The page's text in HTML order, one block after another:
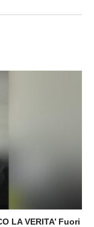
LA VERITA’ Fuori